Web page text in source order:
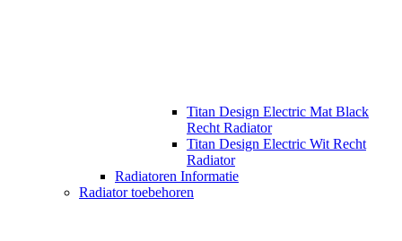
Titan Design Electric Mat Black
Recht Radiator
Titan Design Electric Wit Recht
Radiator
Radiatoren Informatie
Radiator toebehoren